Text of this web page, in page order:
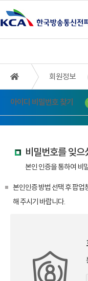
회원정보
아이디 비밀번호 찾기
비밀번호를 잊으
본인 인증을 통하여 비
본인인증 방법 선택 후 팝업
해 주시기 바랍니다.